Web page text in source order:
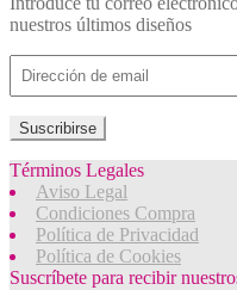
nuestros últimos diseños
de
Suscribirse
Términos Legales
Aviso Legal
Condiciones Compra
Política de Privacidad
Política de Cookies
Suscríbete para recibir